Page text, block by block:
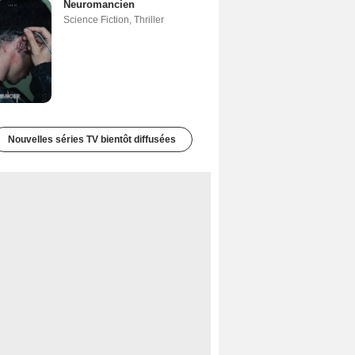
Neuromancien
Science Fiction Thriller
Nouvelles séries TV bientôt diffusées